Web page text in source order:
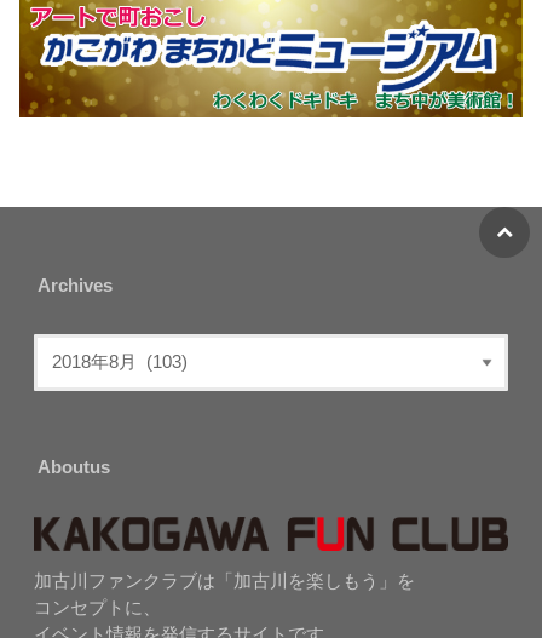
Archives
Aboutus
加古川ファンクラブは「加古川を楽しもう」を
コンセプトに、